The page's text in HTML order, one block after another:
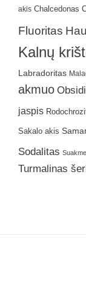
akis Chalcedonas
Fluoritas
Kalnų
Labradoritas
akmuo
jaspis
Sakalo akis
Sodalitas
Turmalinas